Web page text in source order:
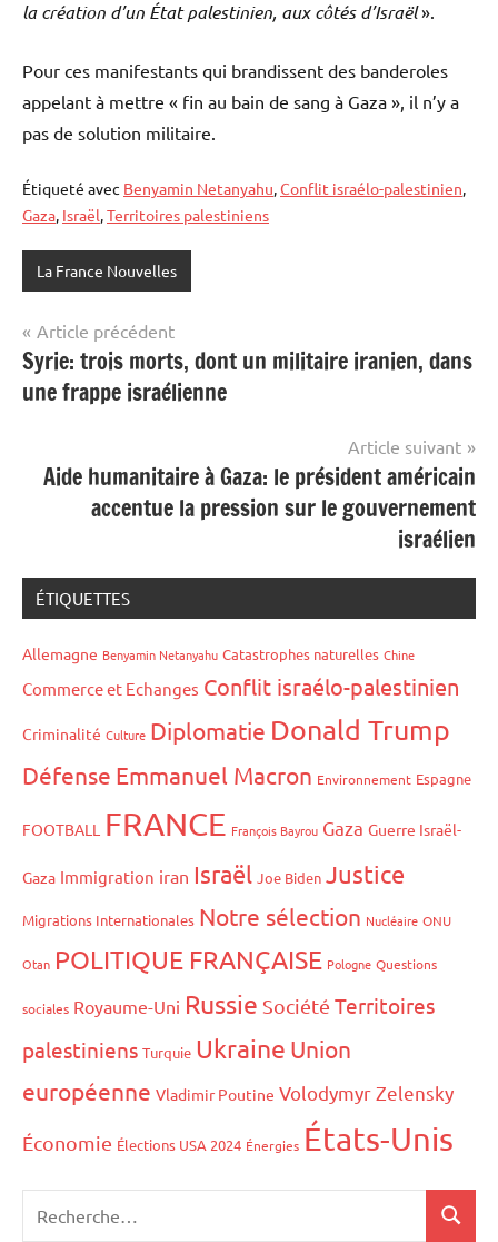
la création d’un État palestinien, aux côtés d’Israël».
Pour ces manifestants qui brandissent des banderoles
appelant à mettre « fin au bain de sang à Gaza », il n’y a
pas de solution militaire.
Étiqueté avec Benyamin Netanyahu,Conflit israélo-palestinien,
Gaza, Israël,Territoires palestiniens
La France Nouvelles
Navigation
de
l’article
Article précédent
Syrie: trois morts, dont un militaire iranien, dans
une frappe israélienne
Article suivant
Aide humanitaire à Gaza: le président américain
accentue la pression sur le gouvernement
israélien
ÉTIQUETTES
Allemagne Benyamin Netanyahu Catastrophes naturelles Chine
Commerce et Echanges Conflit israélo-palestinien
Criminalité Culture Diplomatie Donald Trump
Défense Emmanuel Macron Environnement Espagne
FOOTBALL FRANCE François Bayrou Gaza Guerre Israël-
Gaza Immigration iran Israël Joe Biden Justice
Migrations Internationales Notre sélection Nucléaire ONU
Otan POLITIQUE FRANÇAISE Pologne Questions
sociales Royaume-Uni Russie Société Territoires
palestiniens Turquie Ukraine Union
européenne Vladimir Poutine Volodymyr Zelensky
Économie Élections USA 2024 Énergies États-Unis